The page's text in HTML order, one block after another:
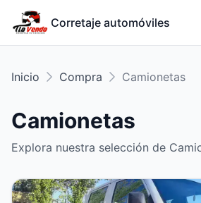
Corretaje automóviles
Inicio Compra Camionetas
Camionetas
Explora nuestra selección de